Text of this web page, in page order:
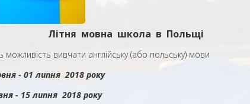
Літня мовна школа в Польщі
вивчати англійську (або польську) мови
- 01 липня 2018року
- 15 липня 2018року